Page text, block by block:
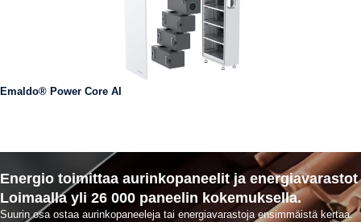
Emaldo® Power Core AI
Energio toimittaa aurinkopaneelit ja energiavarastot
Loimaalla yli 26 000 paneelin kokemuksella.
Suurin osa ostaa aurinkopaneeleja tai energiavarastoja ensimmäistä kertaa.